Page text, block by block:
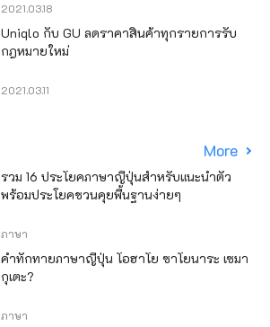
2021.03.18
Uniqlo กับ GU ลดราคาสินค้าทุกรายการรับ
กฎหมายใหม่
2021.03.11
More
รวม 16 ประโยคภาษาญี่ปุ่นสำหรับแนะนำตัว
พร้อมประโยคชวนคุยพื้นฐานง่ายๆ
ภาษา
คำทักทายภาษาญี่ปุ่น โอฮาโย ซาโยนาระ เซมา
กุเตะ?
ภาษา